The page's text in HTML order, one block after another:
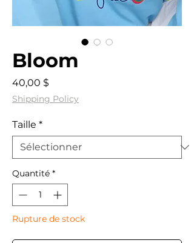
Bloom
40,00 $
Shipping Policy
Taille *
Quantité *
Rupture de stock